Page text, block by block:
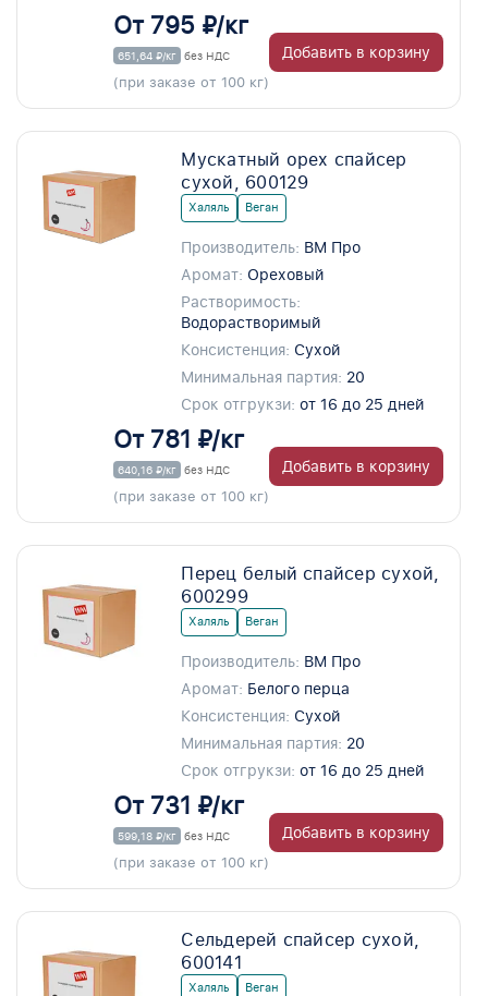
От 795 ₽/кг
651,64 ₽/кг без НДС
(при заказе от 100 кг)
Добавить в корзину
Мускатный орех спайсер
сухой, 600129
Халяль Веган
Производитель: ВМ Про
Аромат: Ореховый
Растворимость:
Водорастворимый
Консистенция: Сухой
Минимальная партия: 20
Срок отгрукзи: от 16 до 25 дней
От 781 ₽/кг
640,16 ₽/кг без НДС
(при заказе от 100 кг)
Добавить в корзину
Перец белый спайсер сухой,
600299
Халяль Веган
Производитель: ВМ Про
Аромат: Белого перца
Консистенция: Сухой
Минимальная партия: 20
Срок отгрукзи: от 16 до 25 дней
От 731 ₽/кг
599,18 ₽/кг без НДС
(при заказе от 100 кг)
Добавить в корзину
Сельдерей спайсер сухой,
600141
Халяль Веган